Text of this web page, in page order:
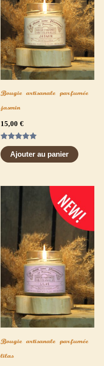
Bougie artisanale parfumée
jasmin
15,00 €
Note
5.00
sur 5
Ajouter au panier
Bougie artisanale parfumée
lilas